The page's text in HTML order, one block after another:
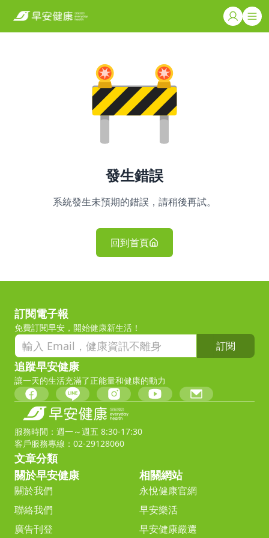
發生錯誤
系統發生未預期的錯誤，請稍後再試。
回到首頁
訂閱電子報
免費訂閱早安，開始健康新生活！
訂閱
追蹤早安健康
讓一天的生活充滿了正能量和健康的動力
服務時間：週一～週五 8:30-17:30
客戶服務專線：02-29128060
文章分類
關於早安健康
關於我們
聯絡我們
廣告刊登
相關網站
永悅健康官網
早安樂活
早安健康嚴選